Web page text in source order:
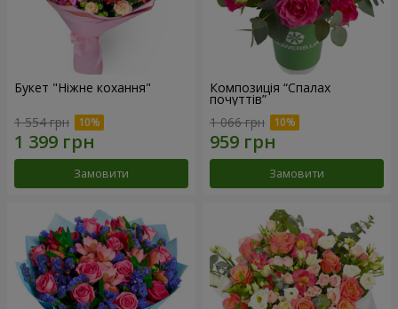
Букет "Ніжне кохання"
1 554 грн
Замовити
Композиція “Спалах
почуттів”
1 066 грн
Замовити